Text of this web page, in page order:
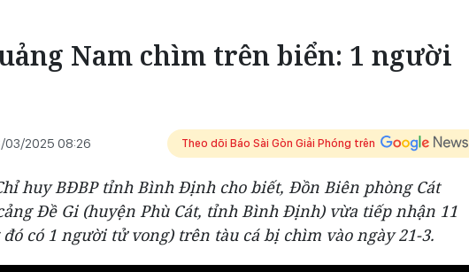
Nam chìm trên biển: 1 người
03/2025 08:26 Theo dõi Báo Sài Gòn Giải Phóng trên
huy BĐBP tỉnh Bình Định cho biết, Đồn Biên phòng Cát
Đề Gi (huyện Phù Cát, tỉnh Bình Định) vừa tiếp nhận 11
có 1 người tử vong) trên tàu cá bị chìm vào ngày 21-3.